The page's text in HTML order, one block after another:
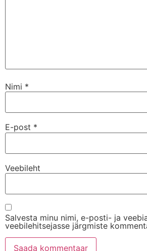
Nimi *
E-post *
Veebileht
Salvesta minu nimi, e-posti- ja
veebilehitsejasse järgmiste